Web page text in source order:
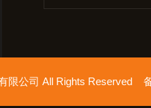
限公司 All Rights Reserved